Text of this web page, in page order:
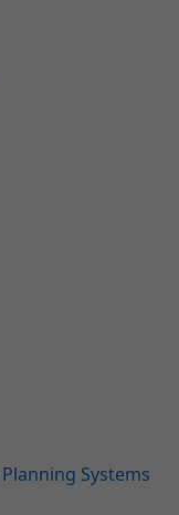
Systems